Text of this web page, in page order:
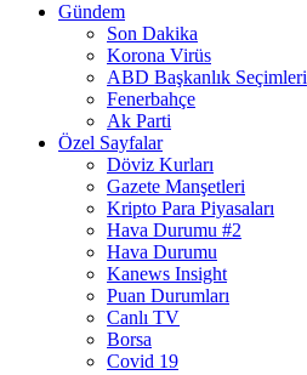
Gündem
Son Dakika
Korona Virüs
ABD Başkanlık Seçimleri
Fenerbahçe
Ak Parti
Özel Sayfalar
Döviz Kurları
Gazete Manşetleri
Kripto Para Piyasaları
Hava Durumu #2
Hava Durumu
Kanews Insight
Puan Durumları
Canlı TV
Borsa
Covid 19